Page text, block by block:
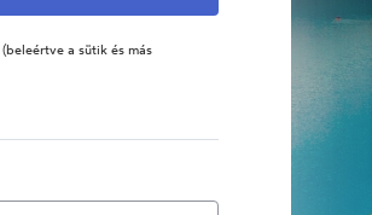
(beleértve a sütik és más